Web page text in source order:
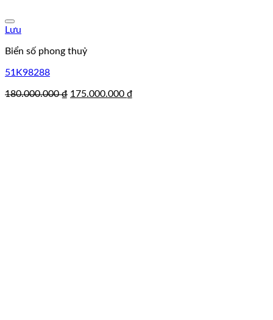
Lưu
Biển số phong thuỷ
51K98288
180.000.000₫ Giá
175.000.000 ₫